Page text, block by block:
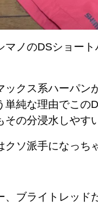
マノのDSショー
ックス系ハーパン
単純な理由でこの
の分浸水しやす
クソ派手になっち
、ブライトレッド